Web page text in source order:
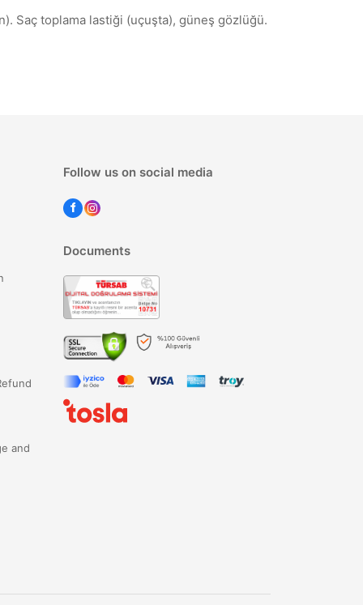
Saç toplama lastiği (uçuşta), güneş gözlüğü.
and
Follow us on social media
Documents